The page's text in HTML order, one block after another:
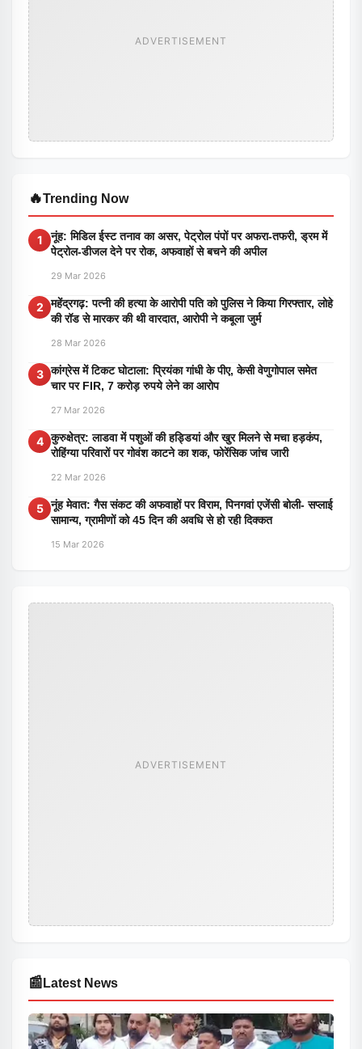
ADVERTISEMENT
🔥Trending Now
1
नूंह: मिडिल ईस्ट तनाव का असर, पेट्रोल पंपों पर अफरा-तफरी, ड्रम में
पेट्रोल-डीजल देने पर रोक, अफवाहों से बचने की अपील
29 Mar 2026
2
महेंद्रगढ़: पत्नी की हत्या के आरोपी पति को पुलिस ने किया गिरफ्तार, लोहे
की रॉड से मारकर की थी वारदात, आरोपी ने कबूला जुर्म
28 Mar 2026
3 कांग्रेस में टिकट घोटाला: प्रियंका गांधी के पीए, केसी वेणुगोपाल समेत
चार पर FIR, 7 करोड़ रुपये लेने का आरोप
27 Mar 2026
4 कुरुक्षेत्र: लाडवा में पशुओं की हड्डियां और खुर मिलने से मचा हड़कंप,
रोहिंग्या परिवारों पर गोवंश काटने का शक, फोरेंसिक जांच जारी
22 Mar 2026
5 नूंह मेवात: गैस संकट की अफवाहों पर विराम, पिनगवां एजेंसी बोली- सप्लाई
सामान्य, ग्रामीणों को 45 दिन की अवधि से हो रही दिक्कत
15 Mar 2026
ADVERTISEMENT
📰 Latest News